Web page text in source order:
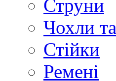
Струни
Чохли
Стійки
Ремені